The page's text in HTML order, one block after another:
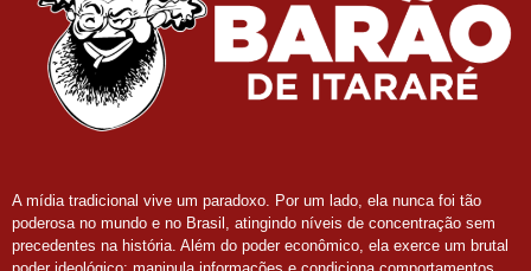
A mídia tradicional vive um paradoxo. Por um lado, ela nunca foi tão
poderosa no mundo e no Brasil, atingindo níveis de concentração sem
precedentes na história. Além do poder econômico, ela exerce um brutal